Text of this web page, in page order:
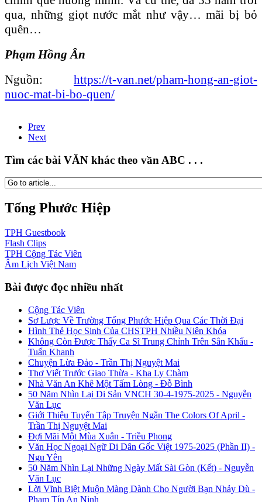
qua, những giọt nước mắt như vậy… mãi bị bỏ
quên…
Phạm Hồng Ân
Nguồn: https://t-van.net/pham-hong-an-giot-
nuoc-mat-bi-bo-quen/
Prev
Next
Tìm các bài VĂN khác theo vần ABC . . .
Tống Phước Hiệp
TPH Guestbook
Flash Clips
TPH Cộng Tác Viên
Âm Lịch Việt Nam
Bài được đọc nhiều nhất
Cộng Tác Viên
Sơ Lược Về Trường Tống Phước Hiệp Qua Các Thời Đại
Hình Thẻ Học Sinh Của CHSTPH Nhiều Niên Khóa
Không Còn Được Thấy Ca Sĩ Trung Chỉnh Trên Sân Khấu -
Tuấn Khanh
Chuyện Lừa Đảo - Trần Thị Nguyệt Mai
Thơ Viết Trước Giao Thừa - Kha Ly Chàm
Nhà Văn An Khê Một Tấm Lòng - Đỗ Bình
50 Năm Nhìn Lại Di Sản VNCH 30-4-1975-2025 - Nguyễn
Văn Lục
Giới Thiệu Tuyển Tập Truyện Ngắn The Colors Of April -
Trần Thị Nguyệt Mai
Đợi Mãi Một Mùa Xuân - Triều Phong
Văn Học Ngoại Ngữ Di Dân Gốc Việt 1975-2025 (Phần II) -
Ngu Yên
50 Năm Nhìn Lại Những Ngày Mất Sài Gòn (Kết) - Nguyễn
Văn Lục
Lời Vĩnh Biệt Muộn Màng Dành Cho Người Bạn Nhảy Dù -
Phạm Tín An Ninh